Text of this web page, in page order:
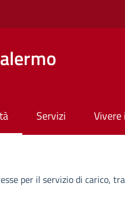
Servizi Vivere
per il servizio di